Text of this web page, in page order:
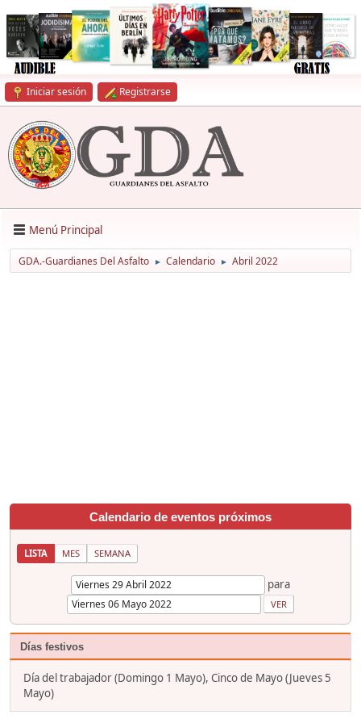
Iniciar sesión Registrarse
Menú Principal
GDA.-Guardianes Del Asfalto ► Calendario ► Abril 2022
Calendario de eventos próximos
LISTA MES SEMANA
para
Días festivos
Día del trabajador (Domingo 1 Mayo), Cinco de Mayo (Jueves 5
Mayo)